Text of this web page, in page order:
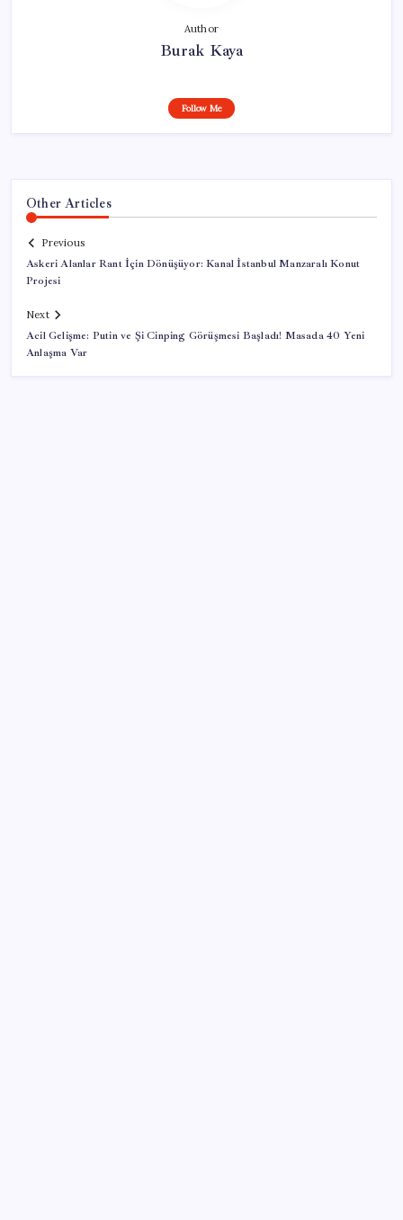
Author
Burak Kaya
Follow Me
Other Articles
Previous
Askeri Alanlar Rant İçin Dönüşüyor: Kanal İstanbul Manzaralı Konut
Projesi
Next
Acil Gelişme: Putin ve Şi Cinping Görüşmesi Başladı! Masada 40 Yeni
Anlaşma Var